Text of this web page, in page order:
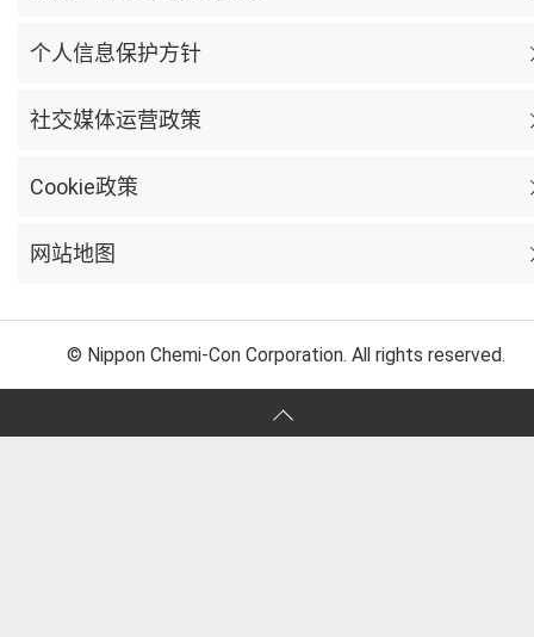
个人信息保护方针
社交媒体运营政策
Cookie政策
网站地图
© Nippon Chemi-Con Corporation. All rights reserved.